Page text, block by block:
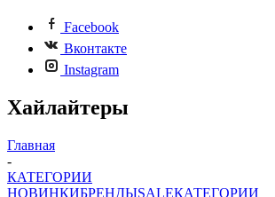
Facebook
Вконтакте
Instagram
Хайлайтеры
Главная
-
КАТЕГОРИИ
НОВИНКИБРЕНДЫSALEКАТЕГОРИИ